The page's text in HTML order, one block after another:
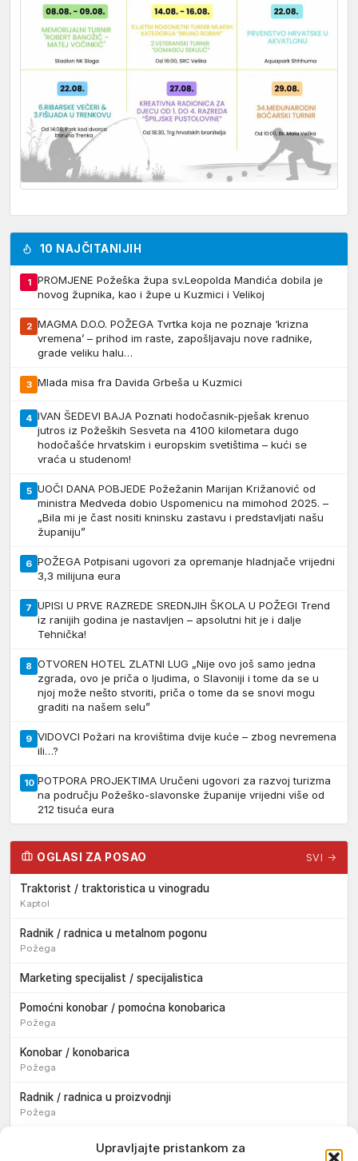
Upravljajte pristankom za
10 NAJČITANIJIH
1
PROMJENE Požeška župa sv.Leopolda Mandića dobila je
novog župnika, kao i župe u Kuzmici i Velikoj
2 MAGMA D.O.O. POŽEGA Tvrtka koja ne poznaje ‘krizna
vremena’ – prihod im raste, zapošljavaju nove radnike,
grade veliku halu…
3 Mlada misa fra Davida Grbeša u Kuzmici
4 IVAN ŠEDEVI BAJA Poznati hodočasnik-pješak krenuo
jutros iz Požeških Sesveta na 4100 kilometara dugo
hodočašće hrvatskim i europskim svetištima – kući se
vraća u studenom!
5 UOČI DANA POBJEDE Požežanin Marijan Križanović od
ministra Medveda dobio Uspomenicu na mimohod 2025. –
„Bila mi je čast nositi kninsku zastavu i predstavljati našu
županiju”
6 POŽEGA Potpisani ugovori za opremanje hladnjače vrijedni
3,3 milijuna eura
7 UPISI U PRVE RAZREDE SREDNJIH ŠKOLA U POŽEGI Trend
iz ranijih godina je nastavljen – apsolutni hit je i dalje
Tehnička!
8 OTVOREN HOTEL ZLATNI LUG „Nije ovo još samo jedna
zgrada, ovo je priča o ljudima, o Slavoniji i tome da se u
njoj može nešto stvoriti, priča o tome da se snovi mogu
graditi na našem selu”
9 VIDOVCI Požari na krovištima dvije kuće – zbog nevremena
ili…?
10 POTPORA PROJEKTIMA Uručeni ugovori za razvoj turizma
na području Požeško-slavonske županije vrijedni više od
212 tisuća eura
OGLASI ZA POSAO SVI →
Traktorist / traktoristica u vinogradu
Kaptol
Radnik / radnica u metalnom pogonu
Požega
Marketing specijalist / specijalistica
Pomoćni konobar / pomoćna konobarica
Požega
Konobar / konobarica
Požega
Radnik / radnica u proizvodnji
Požega
Sezonski pomoćni radnik / sezonska pomoćna radnica